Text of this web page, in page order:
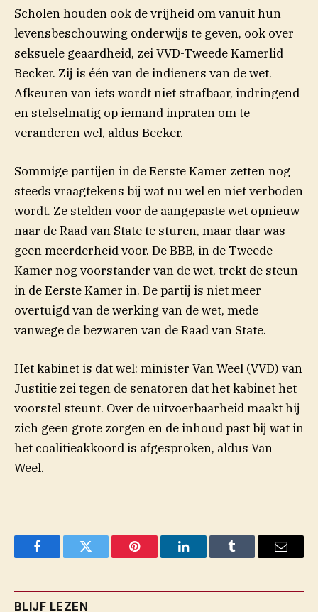
Scholen houden ook de vrijheid om vanuit hun
levensbeschouwing onderwijs te geven, ook over
seksuele geaardheid, zei VVD-Tweede Kamerlid
Becker. Zij is één van de indieners van de wet.
Afkeuren van iets wordt niet strafbaar, indringend
en stelselmatig op iemand inpraten om te
veranderen wel, aldus Becker.
Sommige partijen in de Eerste Kamer zetten nog
steeds vraagtekens bij wat nu wel en niet verboden
wordt. Ze stelden voor de aangepaste wet opnieuw
naar de Raad van State te sturen, maar daar was
geen meerderheid voor. De BBB, in de Tweede
Kamer nog voorstander van de wet, trekt de steun
in de Eerste Kamer in. De partij is niet meer
overtuigd van de werking van de wet, mede
vanwege de bezwaren van de Raad van State.
Het kabinet is dat wel: minister Van Weel (VVD) van
Justitie zei tegen de senatoren dat het kabinet het
voorstel steunt. Over de uitvoerbaarheid maakt hij
zich geen grote zorgen en de inhoud past bij wat in
het coalitieakkoord is afgesproken, aldus Van
Weel.
FacebookTwitter Pinterest LinkedInTumblr Email
BLIJF LEZEN